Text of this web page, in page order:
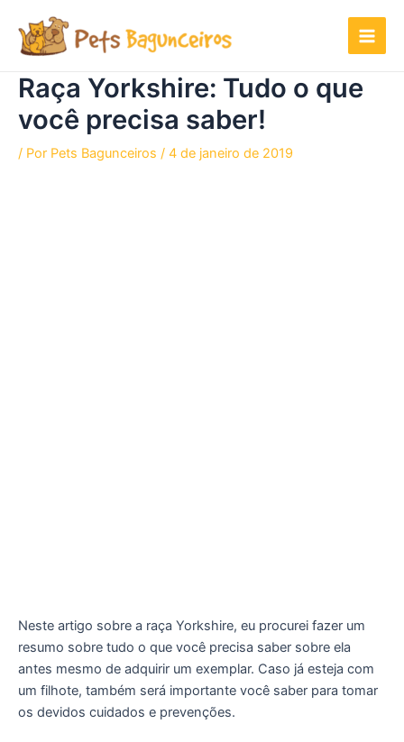
para
conteúdo
Raça Yorkshire: Tudo o que
você precisa saber!
/ Por Pets Bagunceiros / 4 de janeiro de 2019
Neste artigo sobre a raça Yorkshire, eu procurei fazer um
resumo sobre tudo o que você precisa saber sobre ela
antes mesmo de adquirir um exemplar. Caso já esteja com
um filhote, também será importante você saber para tomar
os devidos cuidados e prevenções.